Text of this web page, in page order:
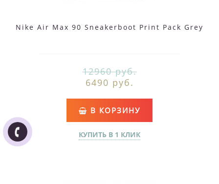
Nike Air Max 90 Sneakerboot Print Pack Grey
12960 руб.
6490 руб.
В КОРЗИНУ
КУПИТЬ В 1 КЛИК